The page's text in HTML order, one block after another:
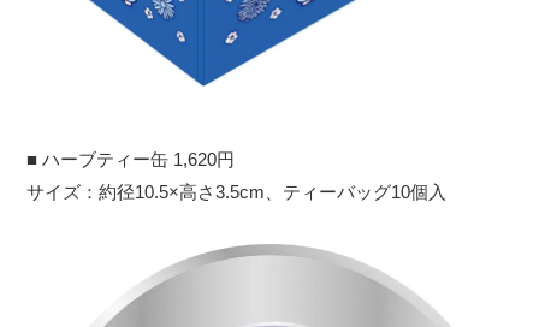
■ ハーブティー缶 1,620円
サイズ：約径10.5×高さ3.5cm、ティーバッグ10個入